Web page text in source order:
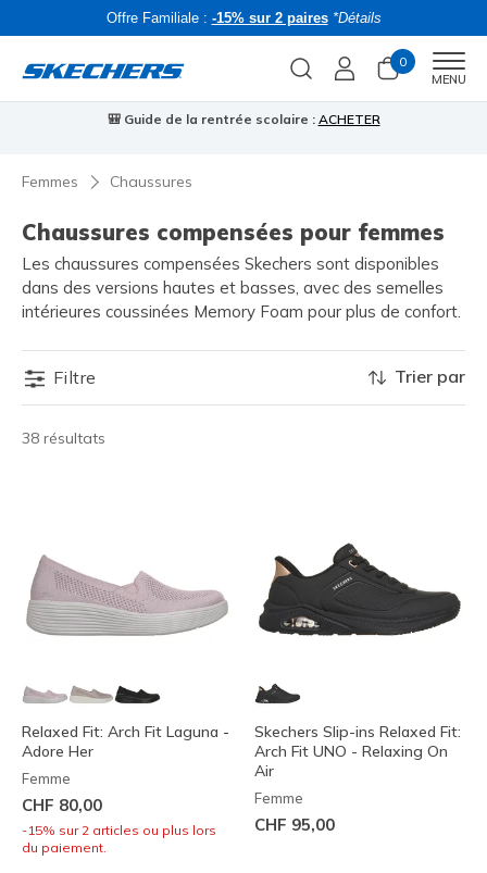
Offre Familiale : -15% sur 2 paires *Détails
0
MENU
🎒 Guide de la rentrée scolaire : ACHETER
Femmes Chaussures
Chaussures compensées pour femmes
Les chaussures compensées Skechers sont disponibles
dans des versions hautes et basses, avec des semelles
intérieures coussinées Memory Foam pour plus de confort.
Filtre
38 résultats
Trier par
Relaxed Fit: Arch Fit Laguna -
Adore Her
Femme
CHF 80,00
-15% sur 2 articles ou plus lors
du paiement.
Skechers Slip-ins Relaxed Fit:
Arch Fit UNO - Relaxing On
Air
Femme
CHF 95,00